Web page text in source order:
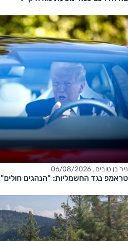
ניר בן טובים , 06/08/2026
טראמפ נגד החשמליות: "הנהגים חולים"